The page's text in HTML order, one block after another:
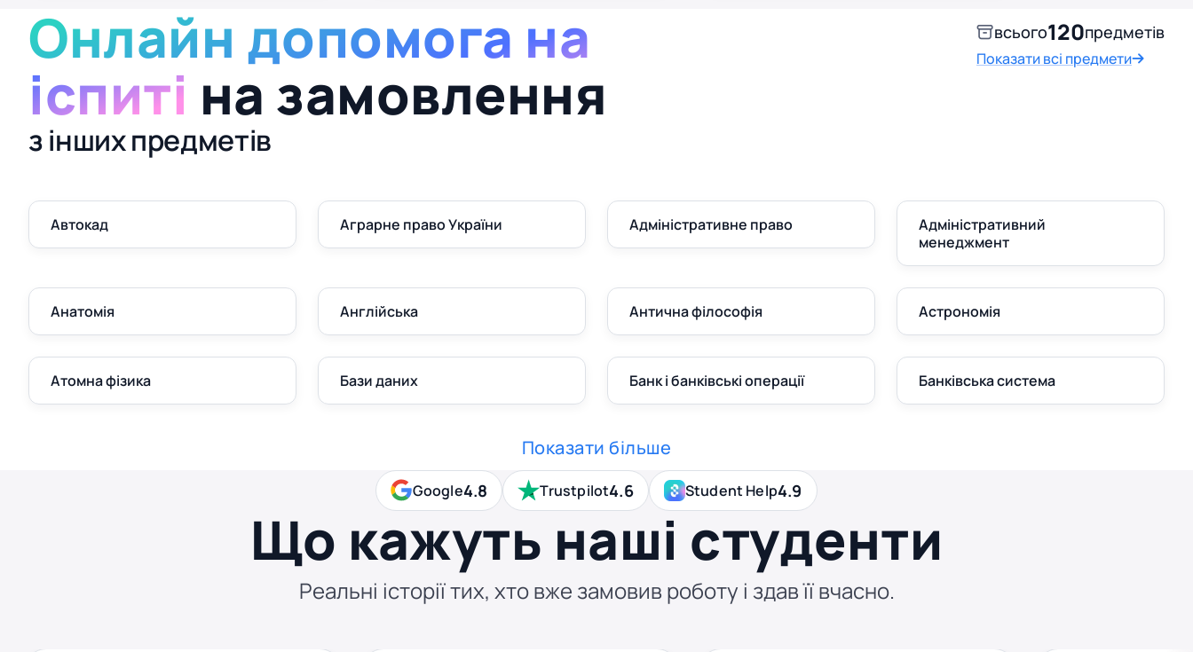
Онлайн допомога на
іспиті на замовлення
з інших предметів
всього120предметів
Показати всі предмети
Автокад Аграрне право України Адміністративне право
Адміністративний
менеджмент
Анатомія Англійська Антична філософія Астрономія
Атомна фізика Бази даних Банк і банківські операції Банківська система
Показати більше
Google4.8 Trustpilot4.6 Student Help4.9
Що кажуть наші студенти
Реальні історії тих, хто вже замовив роботу і здав її вчасно.